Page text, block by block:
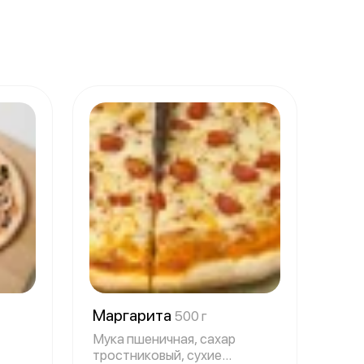
Маргарита 500 г
Мука пшеничная, сахар
тростниковый, сухие